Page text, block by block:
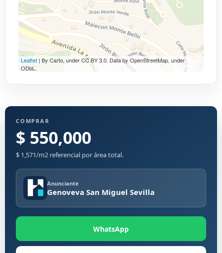
Leaflet | By Carto, under CC BY 3.0. Data by OpenStreetMap, under
ODbL.
COMPRAR
$ 550,000
$ 1,571/m2 referencial por área total.
Anunciante
Genoveva San Miguel Sevilla
WhatsApp